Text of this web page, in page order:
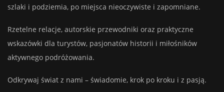
szlaki i podziemia, po miejsca nieoczywiste i zapomniane.
Rzetelne relacje, autorskie przewodniki oraz praktyczne
wskazówki dla turystów, pasjonatów historii i miłośników
aktywnego podróżowania.
Odkrywaj świat z nami – świadomie, krok po kroku i z pasją.